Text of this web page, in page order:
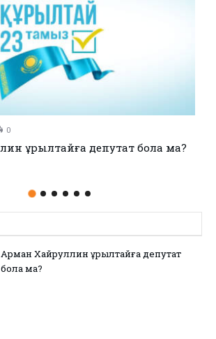
0
Арман Хайруллин Құрылтайға депутат
бола ма?